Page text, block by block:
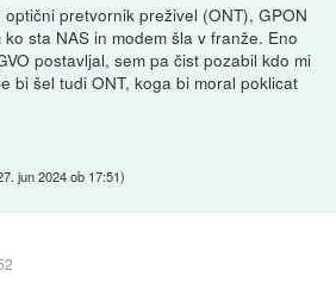
pretvornik preživel (ONT), GPON
sta NAS in modem šla v franže. Eno
postavljal, sem pa čist pozabil kdo mi
bi šel tudi ONT, koga bi moral poklicat
jun 2024 ob 17:51)